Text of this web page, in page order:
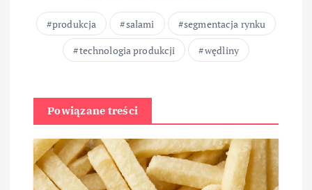
produkcja salami
segmentacja rynku
technologia produkcji
wędliny
Powiązane treści